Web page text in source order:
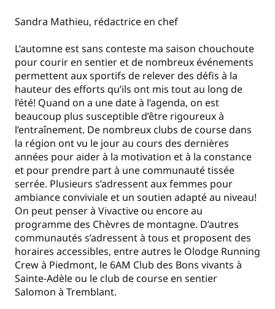
Sandra Mathieu, rédactrice en chef
L’automne est sans conteste ma saison chouchoute
pour courir en sentier et de nombreux événements
permettent aux sportifs de relever des défis à la
hauteur des efforts qu’ils ont mis tout au long de
l’été! Quand on a une date à l’agenda, on est
beaucoup plus susceptible d’être rigoureux à
l’entraînement. De nombreux clubs de course dans
la région ont vu le jour au cours des dernières
années pour aider à la motivation et à la constance
et pour prendre part à une communauté tissée
serrée. Plusieurs s’adressent aux femmes pour
ambiance conviviale et un soutien adapté au niveau!
On peut penser à Vivactive ou encore au
programme des Chèvres de montagne. D’autres
communautés s’adressent à tous et proposent des
horaires accessibles, entre autres le Olodge Running
Crew à Piedmont, le 6AM Club des Bons vivants à
Sainte-Adèle ou le club de course en sentier
Salomon à Tremblant.